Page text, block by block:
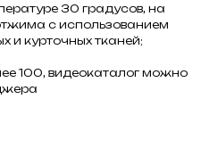
30 градусов, на
с использованием
и курточных тканей;
100, видеокаталог можно